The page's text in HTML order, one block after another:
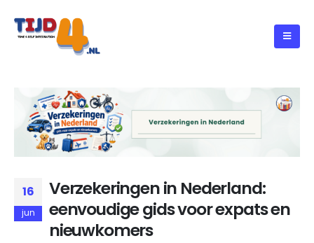
16
jun
Verzekeringen in Nederland:
eenvoudige gids voor expats en
nieuwkomers